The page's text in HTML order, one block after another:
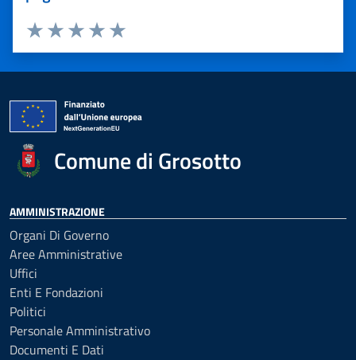
Valuta 5 stelle su 5
Valuta 4 stelle su 5
Valuta 3 stelle su 5
Valuta 2 stelle su 5
Valuta 1 stelle su 5
Comune di Grosotto
AMMINISTRAZIONE
Organi Di Governo
Aree Amministrative
Uffici
Enti E Fondazioni
Politici
Personale Amministrativo
Documenti E Dati